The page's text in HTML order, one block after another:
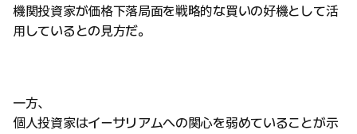
機関投資家が価格下落局面を戦略的な買いの好機として活
用しているとの見方だ。
一方、
個人投資家はイーサリアムへの関心を弱めていることが示